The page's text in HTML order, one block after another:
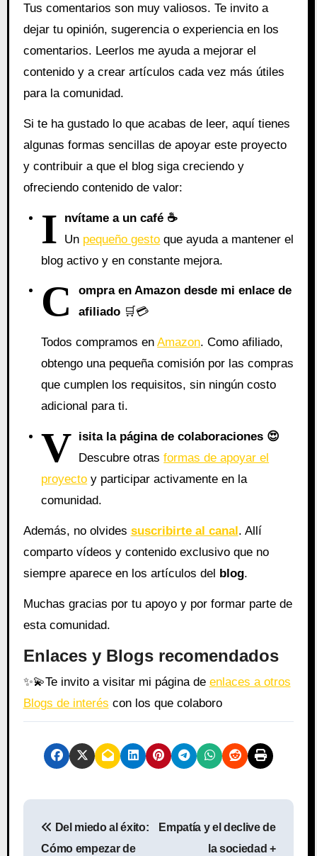
Tus comentarios son muy valiosos. Te invito a
dejar tu opinión, sugerencia o experiencia en los
comentarios. Leerlos me ayuda a mejorar el
contenido y a crear artículos cada vez más útiles
para la comunidad.
Si te ha gustado lo que acabas de leer, aquí tienes
algunas formas sencillas de apoyar este proyecto
y contribuir a que el blog siga creciendo y
ofreciendo contenido de valor:
I
nvítame a un café ☕
Un pequeño gesto que ayuda a mantener el
blog activo y en constante mejora.
C
ompra en Amazon desde mi enlace de
afiliado 🛒💳
Todos compramos enAmazon. Como afiliado,
obtengo una pequeña comisión por las compras
que cumplen los requisitos, sin ningún costo
adicional para ti.
V isita la página de colaboraciones 😍
Descubre otrasformas de apoyar el
proyecto y participar activamente en la
comunidad.
Además, no olvides suscribirte al canal. Allí
comparto vídeos y contenido exclusivo que no
siempre aparece en los artículos del blog.
Muchas gracias por tu apoyo y por formar parte de
esta comunidad.
Enlaces y Blogs recomendados
✨💫Te invito a visitar mi página de enlaces a otros
Blogs de interés con los que colaboro
N
Del miedo al éxito:
Cómo empezar de
Empatía y el declive de
la sociedad +